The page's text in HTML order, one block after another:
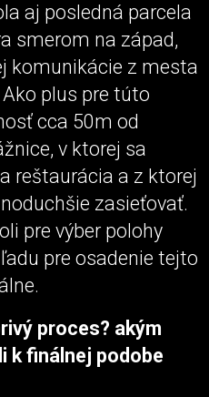
aj posledná parcela
smerom na západ,
komunikácie z mesta
plus pre túto
cca 50m od
v ktorej sa
reštaurácia a z ktorej
zasieťovať.
pre výber polohy
pre osadenie tejto
proces? akým
k finálnej podobe